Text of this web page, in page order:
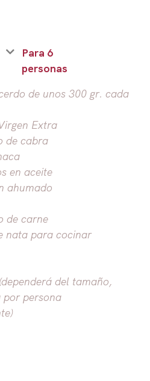
Para 6
personas
de unos 300 gr. cada
Extra
de cabra
en aceite
ahumado
de carne
nata para cocinar
del tamaño,
persona